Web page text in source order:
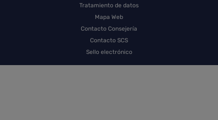
Tratamiento de datos
Mapa Web
Contacto Consejería
Contacto SCS
Sello electrónico